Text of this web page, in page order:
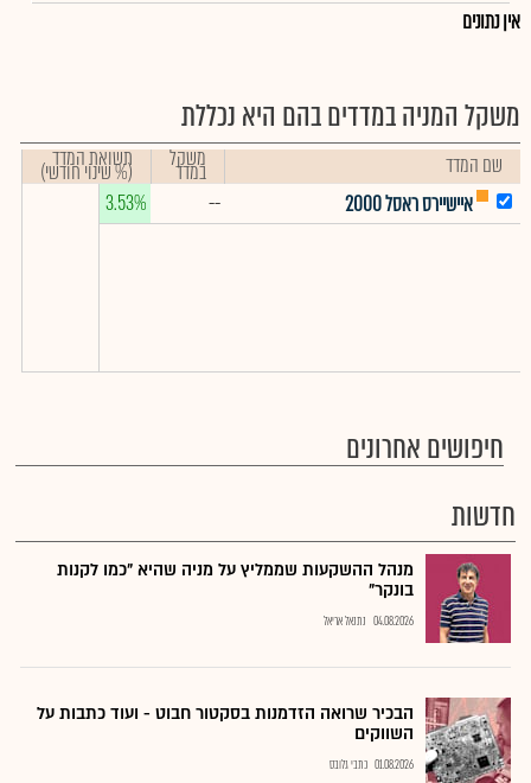
אין נתונים
משקל המניה במדדים בהם היא נכללת
שם המדד משקל
במדד תשואת המדד
(% שינוי חודשי)
איישיירס ראסל 2000
--
3.53%
חיפושים אחרונים
חדשות
מנהל ההשקעות שממליץ על מניה שהיא "כמו לקנות
בונקר"
04.08.2026 נתנאל אריאל
הבכיר שרואה הזדמנות בסקטור חבוט - ועוד כתבות על
השווקים
01.08.2026 כתבי גלובס